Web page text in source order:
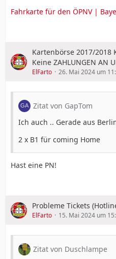
Fahrkarte für den ÖPNV |
Kartenbörse 2017/2018
Keine ZAHLUNGEN AN
ElFarto 26. Mai 2024 um
Zitat von GapTom
Ich auch .. Gerade aus
2 x B1 für coming Home
Hast eine PN!
Probleme Tickets
ElFarto 15. Mai 2024 um
Zitat von Duschlampe